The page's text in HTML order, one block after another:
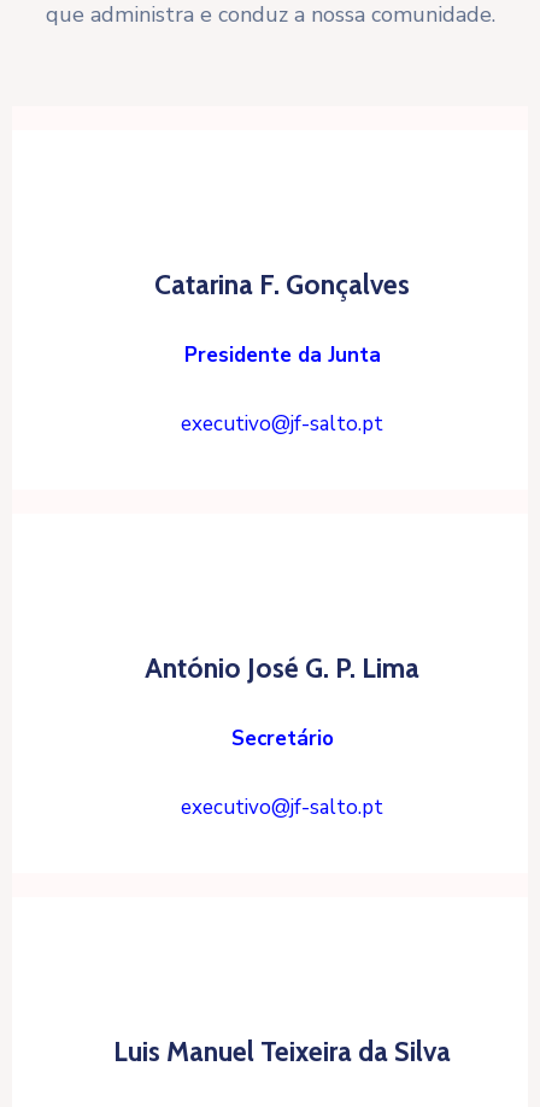
que administra e conduz a nossa comunidade.
Catarina F. Gonçalves
Presidente da Junta
executivo@jf-salto.pt
António José G. P. Lima
Secretário
executivo@jf-salto.pt
Luis Manuel Teixeira da Silva